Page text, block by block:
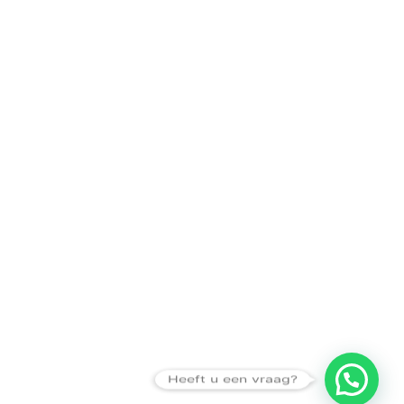
Heeft u een vraag?